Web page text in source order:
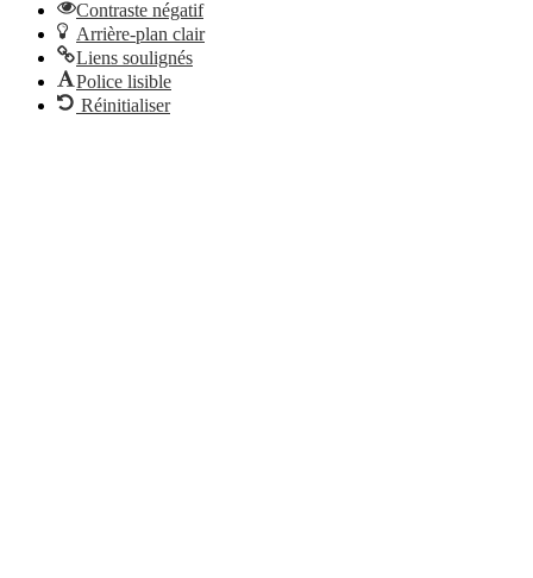
Contraste négatif
Arrière-plan clair
Liens soulignés
Police lisible
Réinitialiser